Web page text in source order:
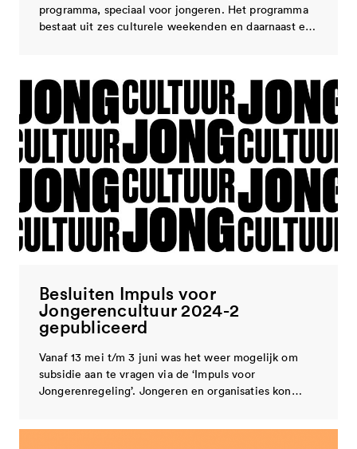
programma, speciaal voor jongeren. Het programma
bestaat uit zes culturele weekenden en daarnaast e…
Besluiten Impuls voor
Jongerencultuur 2024-2
gepubliceerd
Vanaf 13 mei t/m 3 juni was het weer mogelijk om
subsidie aan te vragen via de ‘Impuls voor
Jongerenregeling’. Jongeren en organisaties kon…